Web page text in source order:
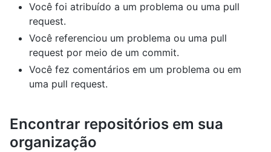
Você foi atribuído a um problema ou uma pull
request.
Você referenciou um problema ou uma pull
request por meio de um commit.
Você fez comentários em um problema ou em
uma pull request.
Encontrar repositórios em sua
organização